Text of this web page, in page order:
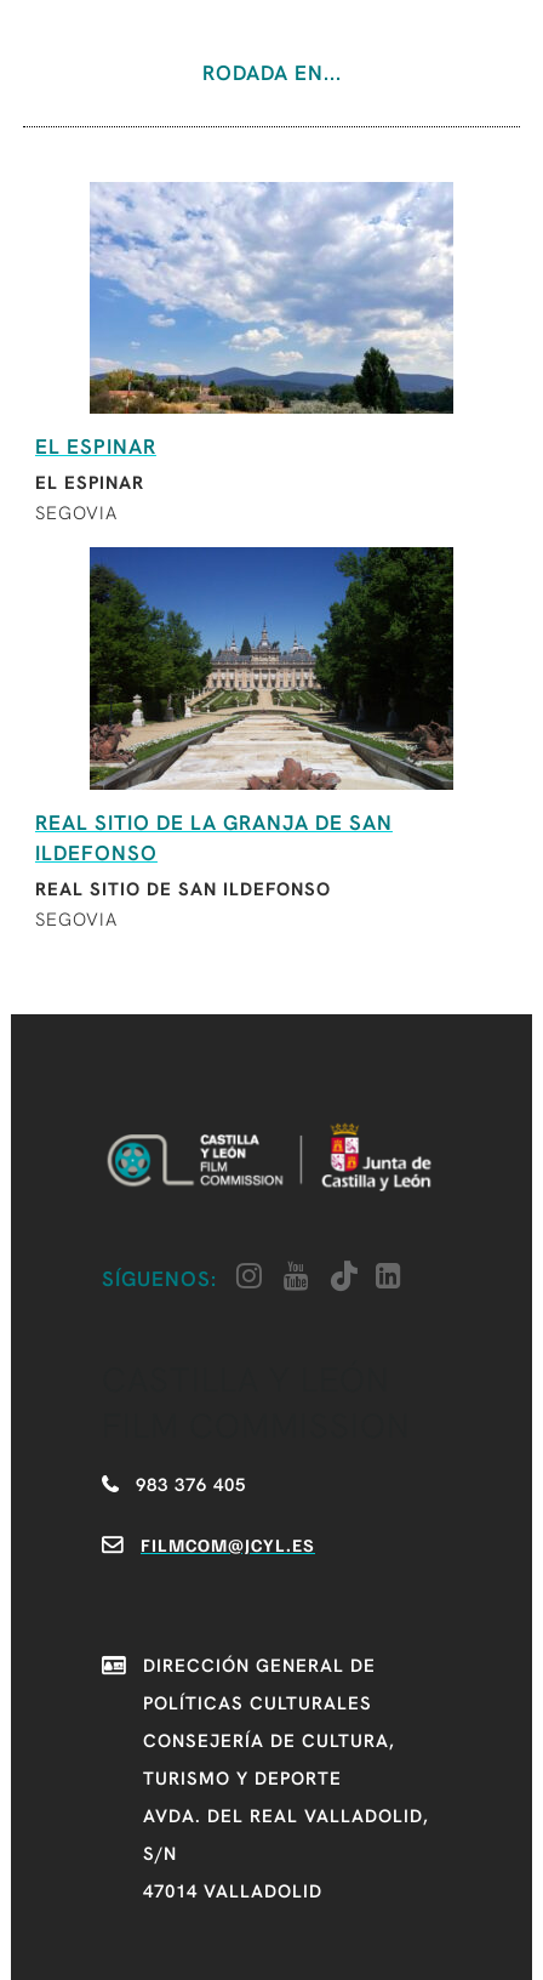
RODADA EN...
EL ESPINAR
EL ESPINAR
SEGOVIA
REAL SITIO DE LA GRANJA DE SAN
ILDEFONSO
REAL SITIO DE SAN ILDEFONSO
SEGOVIA
SÍGUENOS:
983 376 405
FILMCOM@JCYL.ES
DIRECCIÓN GENERAL DE
POLÍTICAS CULTURALES
CONSEJERÍA DE CULTURA,
TURISMO Y DEPORTE
AVDA. DEL REAL VALLADOLID,
S/N
47014 VALLADOLID